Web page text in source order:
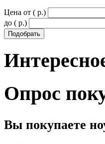
Цена от ( p.)
до ( p.)
Опрос
Вы покупаете